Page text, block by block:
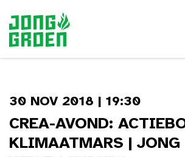
30 NOV 2018 | 19:30
CREA-AVOND:
KLIMAATMARS | JONG